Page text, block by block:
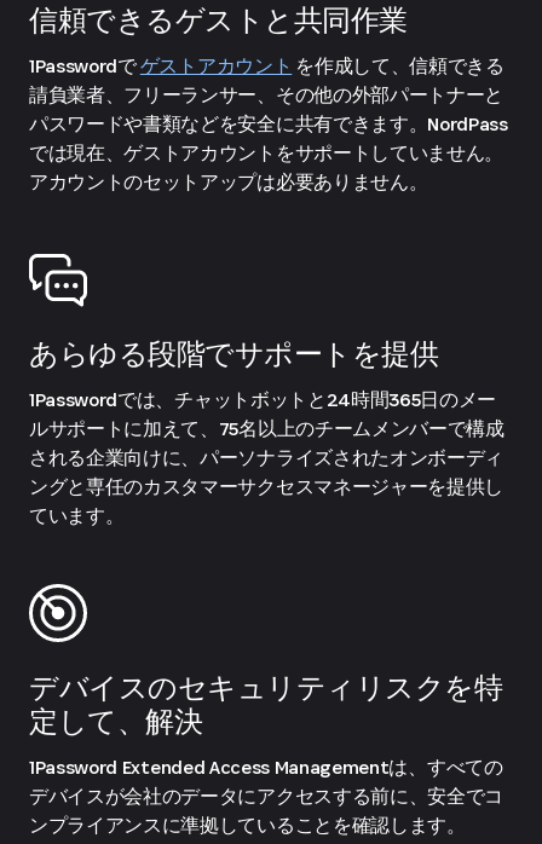
信頼できるゲストと共同作業
1Passwordでゲストアカウント を作成して、信頼できる
請負業者、フリーランサー、その他の外部パートナーと
パスワードや書類などを安全に共有できます。NordPass
では現在、ゲストアカウントをサポートしていません。
アカウントのセットアップは必要ありません。
あらゆる段階でサポートを提供
1Passwordでは、チャットボットと24時間365日のメー
ルサポートに加えて、75名以上のチームメンバーで構成
される企業向けに、パーソナライズされたオンボーディ
ングと専任のカスタマーサクセスマネージャーを提供し
ています。
デバイスのセキュリティリスクを特
定して、解決
1Password Extended Access Managementは、すべての
デバイスが会社のデータにアクセスする前に、安全でコ
ンプライアンスに準拠していることを確認します。